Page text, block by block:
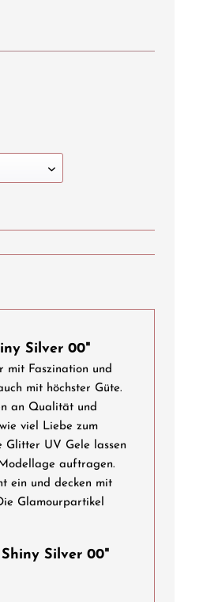
Silver 00"
mit Faszination und
mit höchster Güte.
an Qualität und
viel Liebe zum
Glitter UV Gele lassen
auftragen.
ein und decken mit
Glamourpartikel
Silver 00"